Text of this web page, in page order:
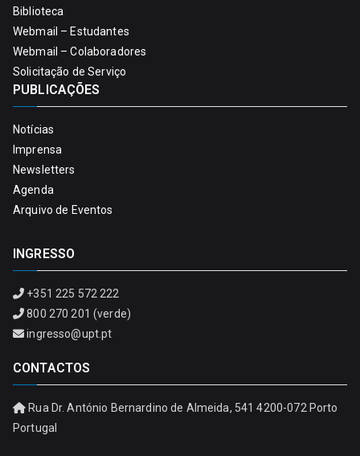
Biblioteca
Webmail – Estudantes
Webmail – Colaboradores
Solicitação de Serviço
PUBLICAÇÕES
Notícias
Imprensa
Newsletters
Agenda
Arquivo de Eventos
INGRESSO
+351 225 572 222
800 270 201 (verde)
ingresso@upt.pt
CONTACTOS
Rua Dr. António Bernardino de Almeida, 541 4200-072 Porto
Portugal